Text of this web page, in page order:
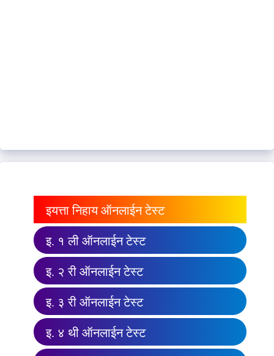
इयत्ता निहाय ऑनलाईन टेस्ट
इ. १ ली ऑनलाईन टेस्ट
इ. २ री ऑनलाईन टेस्ट
इ. ३ री ऑनलाईन टेस्ट
इ. ४ थी ऑनलाईन टेस्ट